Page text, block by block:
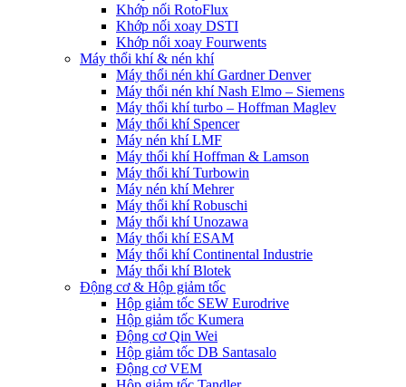
Khớp nối RotoFlux
Khớp nối xoay DSTI
Khớp nối xoay Fourwents
Máy thổi khí & nén khí
Máy thổi nén khí Gardner Denver
Máy thổi nén khí Nash Elmo – Siemens
Máy thổi khí turbo – Hoffman Maglev
Máy thổi khí Spencer
Máy nén khí LMF
Máy thổi khí Hoffman & Lamson
Máy thổi khí Turbowin
Máy nén khí Mehrer
Máy thổi khí Robuschi
Máy thổi khí Unozawa
Máy thổi khí ESAM
Máy thổi khí Continental Industrie
Máy thổi khí Blotek
Động cơ & Hộp giảm tốc
Hộp giảm tốc SEW Eurodrive
Hộp giảm tốc Kumera
Động cơ Qin Wei
Hộp giảm tốc DB Santasalo
Động cơ VEM